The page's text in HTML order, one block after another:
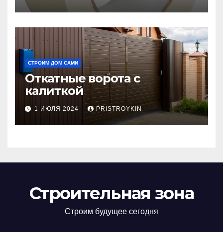
СТРОИМ ДОМ САМИ
Откатные ворота с
калиткой
1 ИЮЛЯ 2024 PRISTROYKIN_
Строительная зона
Строим будущее сегодня